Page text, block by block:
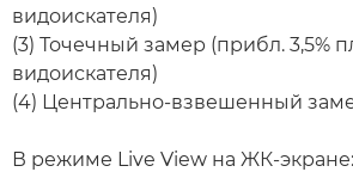
видоискателя)
(3) Точечный замер (прибл. 3,5%
видоискателя)
(4) Центрально-взвешенный
В режиме Live View на ЖК-экране: